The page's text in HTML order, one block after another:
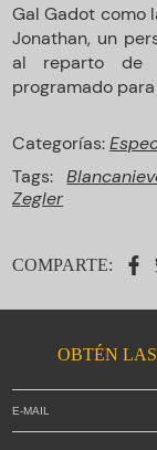
Gal Gadot como
Jonathan, un
al reparto de
programado
Categorías:
Tags:
Zegler
COMPARTE:
OBTÉN